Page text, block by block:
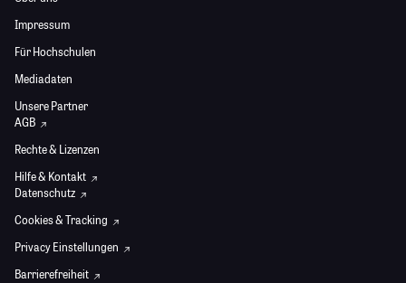
Impressum
Für Hochschulen
Mediadaten
Unsere Partner
AGB
Rechte & Lizenzen
Hilfe & Kontakt
Datenschutz
Cookies & Tracking
Privacy Einstellungen
Barrierefreiheit